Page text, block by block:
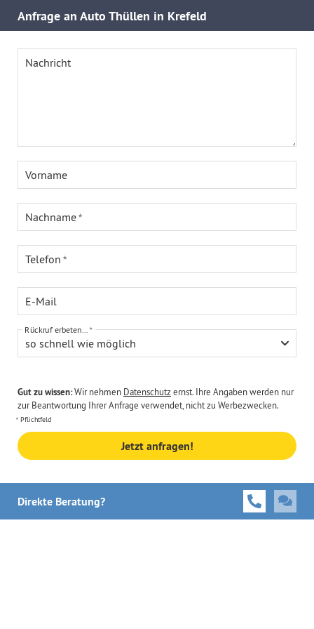
Anfrage an Auto Thüllen in Krefeld
Nachricht
Vorname
Nachname
Telefon
E-Mail
so schnell wie möglich
Rückruf erbeten...
Gut zu wissen:Wir nehmen Datenschutzernst. Ihre Angaben werden nur
zur Beantwortung Ihrer Anfrage verwendet, nicht zu Werbezwecken.
Pflichtfeld
Jetzt anfragen!
Direkte Beratung?